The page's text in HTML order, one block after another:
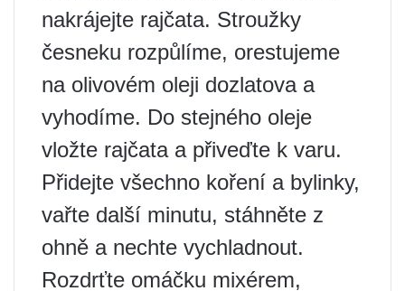
nakrájejte rajčata. Stroužky
česneku rozpůlíme, orestujeme
na olivovém oleji dozlatova a
vyhodíme. Do stejného oleje
vložte rajčata a přiveďte k varu.
Přidejte všechno koření a bylinky,
vařte další minutu, stáhněte z
ohně a nechte vychladnout.
Rozdrťte omáčku mixérem,